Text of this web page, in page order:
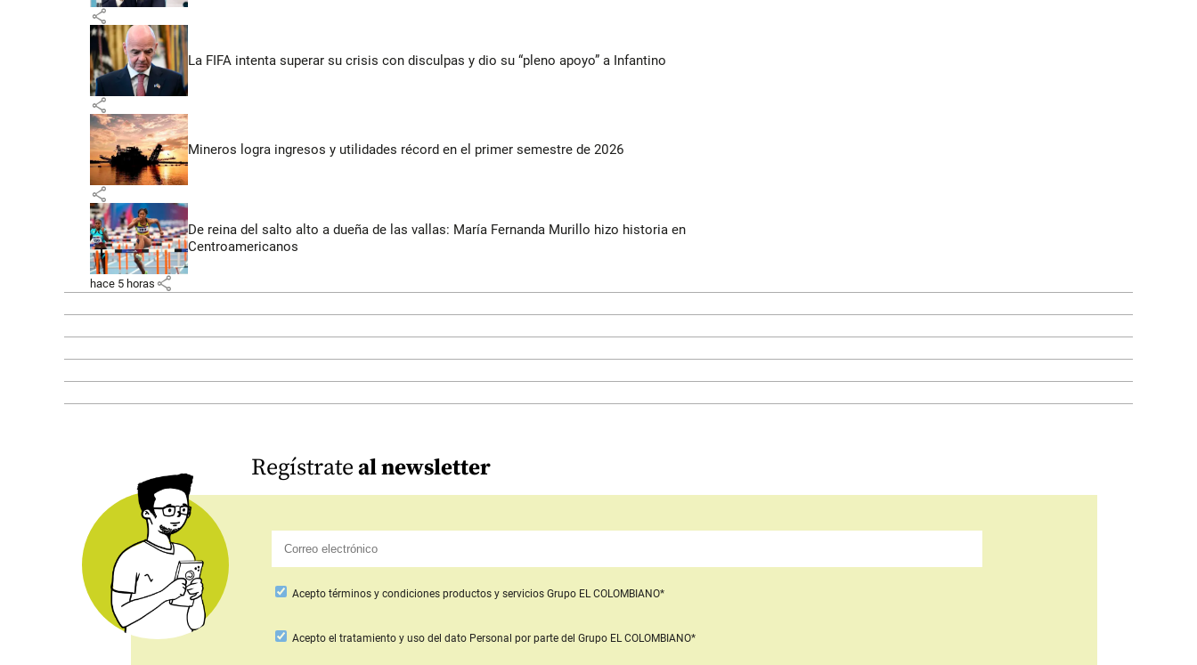
share
La FIFA intenta superar su crisis con disculpas y dio su “pleno apoyo” a Infantino
share
Mineros logra ingresos y utilidades récord en el primer semestre de 2026
share
De reina del salto alto a dueña de las vallas: María Fernanda Murillo hizo historia en
Centroamericanos
hace 5 horas share
Regístrateal newsletter
Acepto términos y condiciones productos y servicios Grupo EL COLOMBIANO*
Aceptoel tratamiento y uso del dato Personal por parte del Grupo EL COLOMBIANO*